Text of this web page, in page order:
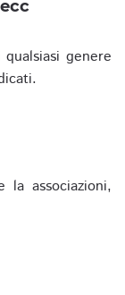
genere
associazioni,